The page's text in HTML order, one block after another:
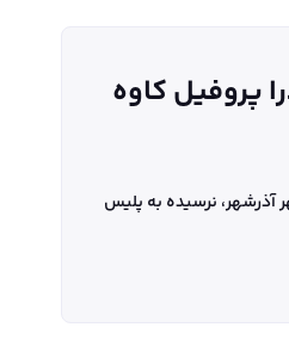
پروفیل کاوه
آذرشهر، نرسیده به پلیس